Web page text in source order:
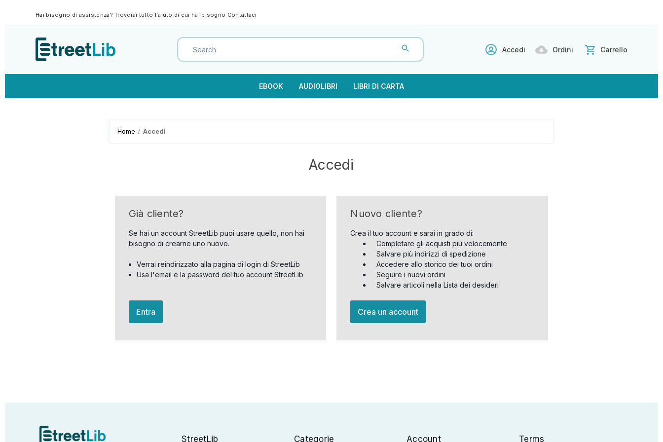
Hai bisogno di assistenza? Troverai tutto l'aiuto di cui hai bisogno Contattaci
Accedi Ordini Carrello
EBOOK AUDIOLIBRI LIBRI DI CARTA
Home Accedi
Accedi
Già cliente?
Se hai un account StreetLib puoi usare quello, non hai
bisogno di crearne uno nuovo.
Verrai reindirizzato alla pagina di login di StreetLib
Usa l'email e la password del tuo account StreetLib
Entra
Nuovo cliente?
Crea il tuo account e sarai in grado di:
Completare gli acquisti più velocemente
Salvare più indirizzi di spedizione
Accedere allo storico dei tuoi ordini
Seguire i nuovi ordini
Salvare articoli nella Lista dei desideri
Crea un account
StreetLib Categorie Account Terms